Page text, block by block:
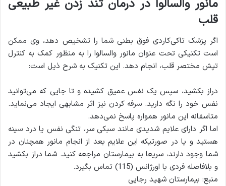
مانور والسالوا در درمان تند زدن غیر طبیعی
قلب
اگر پزشک تاکی‌کاردی فوق بطنی شما را تشخیص دهد،‌ وی ممکن
است تکنیکی تحت عنوان مانور والسالوا را به منظور کمک به کنترل
تپش مختصر قلب، انجام دهد. این تکنیک به شرح ذیل است:
دراز بکشید، سپس یک نفس عمیق کشیده و تا جایی که می‌توانید
نفس خود را نگه دارید. سرفه کردن نیز اثر مشابهی ایجاد می‌نماید.
متاسفانه این مانور همواره پاسخ نمی‌دهد.
اما اگر دارای علایم شدیدی مانند سبکی سر، تنگی نفس یا درد سینه
هستید و یا در صورتیکه این علایم بعد از انجام مانور همچنان در
شما وجود دارند، سریعا به بیمارستان مراجعه کنید. شما دراز بکشید
و بلافاصله فردی با اورژانس (115) تماس بگیرد.
منبع: بیمارستان شهید رجایی